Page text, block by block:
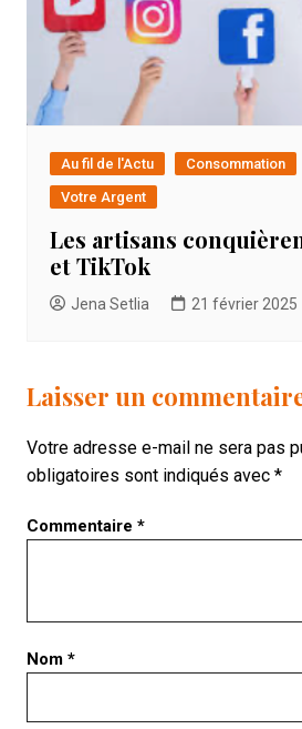
Au fil de l'Actu Consommation
Votre Argent
Les artisans
et TikTok
Jena Setlia 21 février 2025
Laisser un
Votre adresse e-mail ne sera pas
obligatoires sont indiqués avec *
Commentaire *
Nom *